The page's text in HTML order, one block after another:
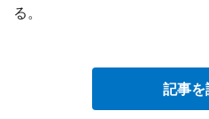
る。
記事を